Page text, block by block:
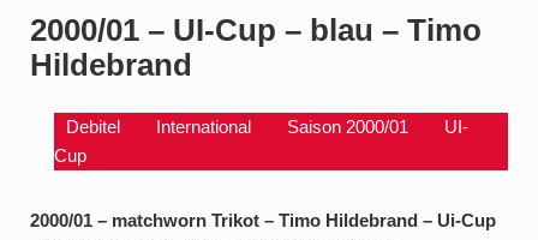
2000/01 – UI-Cup – blau – Timo
Hildebrand
Debitel International Saison 2000/01
UI-
Cup
2000/01 – matchworn Trikot – Timo Hildebrand – Ui-Cup